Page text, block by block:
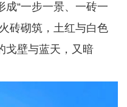
“一步一景、一砖一
砖砌筑，土红与白色
戈壁与蓝天，又暗